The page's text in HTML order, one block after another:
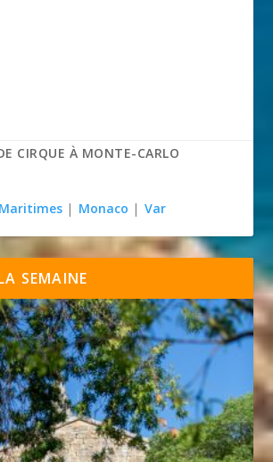
CIRQUE À MONTE-CARLO
| Monaco | Var
SEMAINE